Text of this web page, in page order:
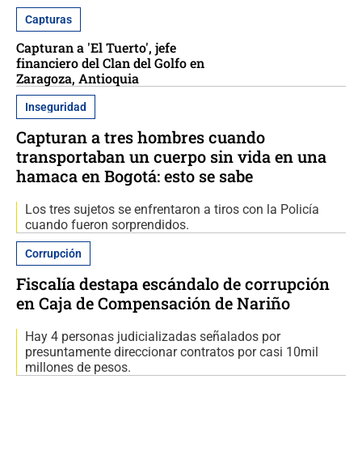
Capturas
Capturan a 'El Tuerto', jefe
financiero del Clan del Golfo en
Zaragoza, Antioquia
Inseguridad
Capturan a tres hombres cuando
transportaban un cuerpo sin vida en una
hamaca en Bogotá: esto se sabe
Los tres sujetos se enfrentaron a tiros con la Policía
cuando fueron sorprendidos.
Corrupción
Fiscalía destapa escándalo de corrupción
en Caja de Compensación de Nariño
Hay 4 personas judicializadas señalados por
presuntamente direccionar contratos por casi 10mil
millones de pesos.